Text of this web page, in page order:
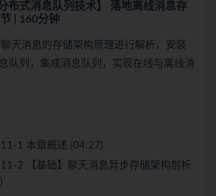
布式消息队列技术】 落地离线消息存
| 160分钟
天消息的存储架构原理进行解析，安装
队列，集成消息队列，实现在线与离线消
11-1 本章概述 (04:27)
11-2 【基础】聊天消息异步存储架构剖析